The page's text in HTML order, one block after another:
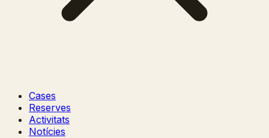
Cases
Reserves
Activitats
Notícies